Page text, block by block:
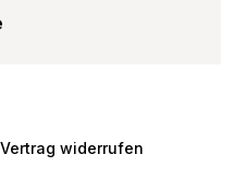
Vertrag widerrufen